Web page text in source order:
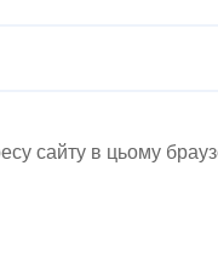
сайту в цьому